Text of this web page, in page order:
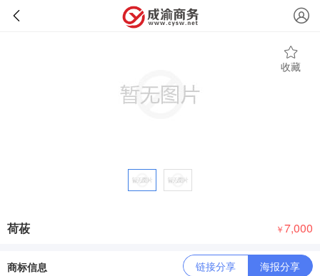
收藏
荷莜 ￥7,000
商标信息 链接分享 海报分享